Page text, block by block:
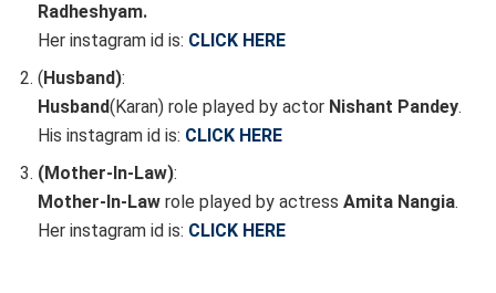
Radheshyam.
Her instagram id is: CLICK HERE
( Husband):
Husband(Karan) role played by actor Nishant Pandey.
His instagram id is: CLICK HERE
(Mother-In-Law):
Mother-In-Law role played by actressAmita Nangia.
Her instagram id is: CLICK HERE